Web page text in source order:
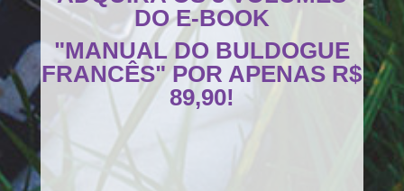
DO E-BOOK
"MANUAL DO BULDOGUE
FRANCÊS" POR APENAS R$
89,90!